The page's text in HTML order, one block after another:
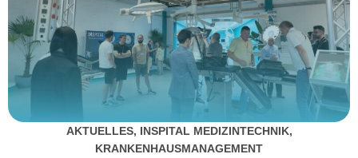
AKTUELLES, INSPITAL MEDIZINTECHNIK,
KRANKENHAUSMANAGEMENT